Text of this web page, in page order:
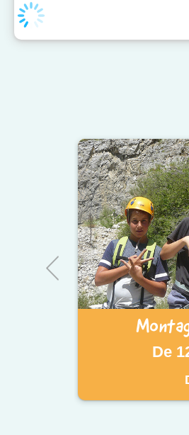
De